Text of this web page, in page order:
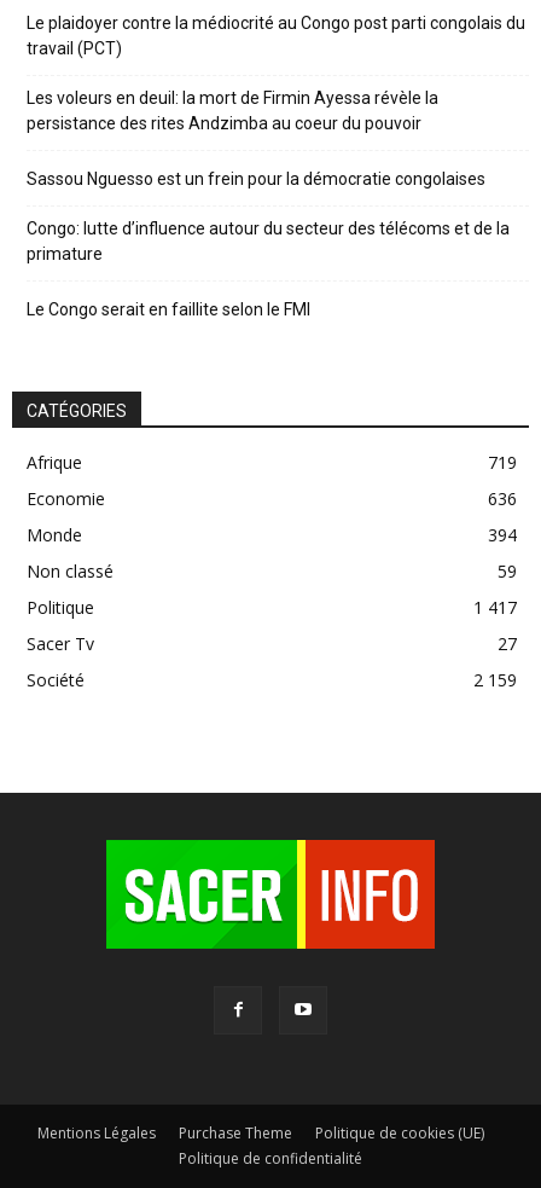
Le plaidoyer contre la médiocrité au Congo post parti congolais du
travail (PCT)
Les voleurs en deuil: la mort de Firmin Ayessa révèle la
persistance des rites Andzimba au coeur du pouvoir
Sassou Nguesso est un frein pour la démocratie congolaises
Congo: lutte d’influence autour du secteur des télécoms et de la
primature
Le Congo serait en faillite selon le FMI
CATÉGORIES
Afrique
719
Economie
636
Monde
394
Non classé
59
Politique
1 417
Sacer Tv
27
Société
2 159
Mentions Légales Purchase Theme
Politique de cookies (UE)
Politique de confidentialité